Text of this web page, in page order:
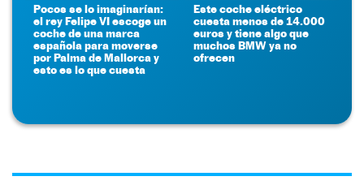
Pocos se lo imaginarían:
el rey Felipe VI escoge un
coche de una marca
española para moverse
por Palma de Mallorca y
esto es lo que cuesta
Este coche eléctrico
cuesta menos de 14.000
euros y tiene algo que
muchos BMW ya no
ofrecen